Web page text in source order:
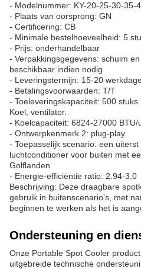
- Modelnummer: KY-20-25-30-35-
- Plaats van oorsprong: GN
- Certificering: CB
- Minimale bestelhoeveelheid: 5
- Prijs: onderhandelbaar
- Verpakkingsgegevens: schuim
beschikbaar indien nodig
- Leveringstermijn: 15-20
- Betalingsvoorwaarden: T/T
- Toeleveringskapaciteit: 500 stuks
Koel, ventilator.
- Koelcapaciteit: 6824-27000 BTU/
- Ontwerpkenmerk 2: plug-play
- Toepasselijk scenario: een
luchtconditioner voor buiten met
Golflanden
- Energie-efficiëntie ratio: 2.94-3.0
Beschrijving: Deze draagbare
gebruik in buitenscenario's, met
beginnen te werken als het is
Ondersteuning en
Onze Portable Spot Cooler
uitgebreide technische